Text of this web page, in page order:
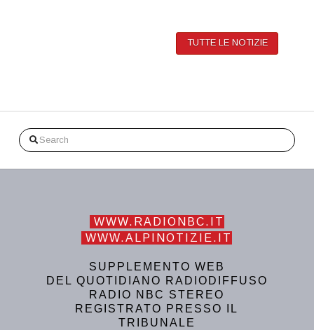
TUTTE LE NOTIZIE
Search
WWW.RADIONBC.IT
WWW.ALPINOTIZIE.IT
SUPPLEMENTO WEB
DEL QUOTIDIANO RADIODIFFUSO
RADIO NBC STEREO
REGISTRATO PRESSO IL
TRIBUNALE